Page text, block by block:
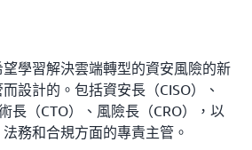
學習解決雲端轉型的資安風險的新
設計的。包括資安長（CISO）、
長（CTO）、風險長（CRO），以
務和合規方面的專責主管。